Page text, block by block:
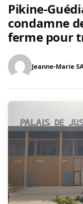
Pikine-
condamne
ferme pour
Jeanne-Marie